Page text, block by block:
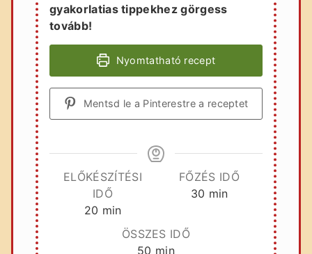
gyakorlatias tippekhez görgess
tovább!
Nyomtatható recept
Mentsd le a Pinterestre a receptet
ELŐKÉSZÍTÉSI
IDŐ
20 perc
min
FŐZÉS IDŐ
30 perc
min
ÖSSZES IDŐ
50 perc
min